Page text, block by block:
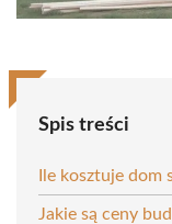
Spis treści
Ile kosztuje
Jakie są ceny